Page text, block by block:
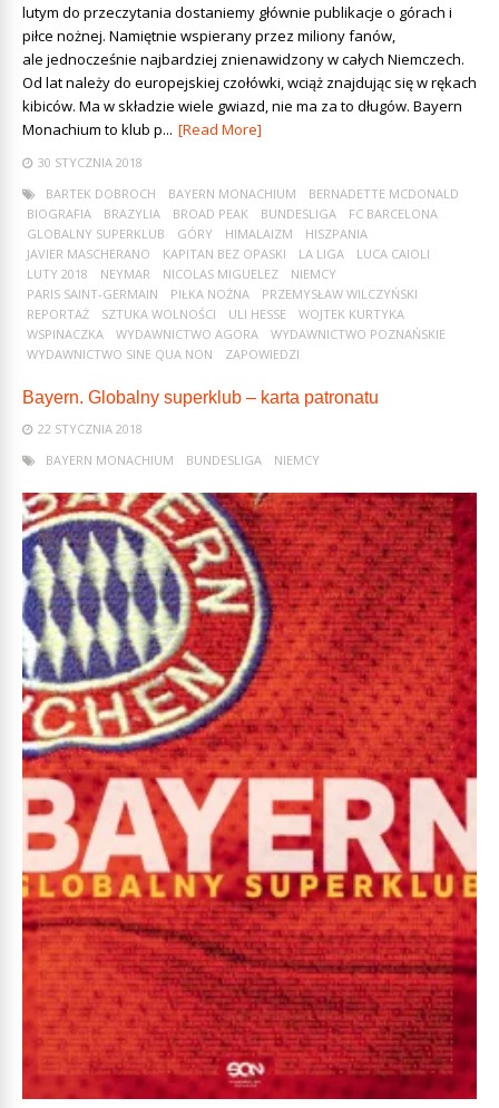
lutym do przeczytania dostaniemy głównie publikacje o górach i
piłce nożnej. Namiętnie wspierany przez miliony fanów,
ale jednocześnie najbardziej znienawidzony w całych Niemczech.
Od lat należy do europejskiej czołówki, wciąż znajdując się w rękach
kibiców. Ma w składzie wiele gwiazd, nie ma za to długów. Bayern
Monachium to klub p... [Read More]
30 STYCZNIA 2018
BARTEK DOBROCH
BAYERN MONACHIUM
BERNADETTE MCDONALD
BIOGRAFIA
BRAZYLIA BROAD PEAK BUNDESLIGA
FC BARCELONA
GLOBALNY SUPERKLUB
GÓRY HIMALAIZM
HISZPANIA
JAVIER MASCHERANO
KAPITAN BEZ OPASKI LA LIGA
LUCA CAIOLI
LUTY 2018
NEYMAR NICOLAS MIGUELEZ
NIEMCY
PARIS SAINT-GERMAIN
PIŁKA NOŻNA
PRZEMYSŁAW WILCZYŃSKI
REPORTAŻ
SZTUKA WOLNOŚCI ULI HESSE
WOJTEK KURTYKA
WSPINACZKA
WYDAWNICTWO AGORA
WYDAWNICTWO POZNAŃSKIE
WYDAWNICTWO SINE QUA NON
ZAPOWIEDZI
Bayern. Globalny superklub – karta patronatu
22 STYCZNIA 2018
BAYERN MONACHIUM
BUNDESLIGA NIEMCY